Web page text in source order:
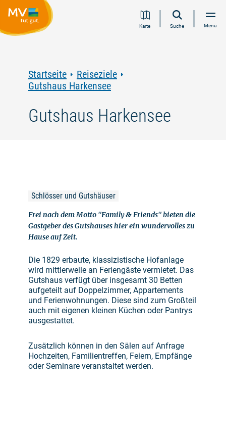
Inhalt
Navigation
Volltextsuche
FooterKarte Suche Menü
Startseite
Reiseziele
Gutshaus Harkensee
Gutshaus Harkensee
Schlösser und Gutshäuser
Frei nach dem Motto "Family & Friends" bieten die
Gastgeber des Gutshauses hier ein wundervolles zu
Hause auf Zeit.
Die 1829 erbaute, klassizistische Hofanlage
wird mittlerweile an Feriengäste vermietet. Das
Gutshaus verfügt über insgesamt 30 Betten
aufgeteilt auf Doppelzimmer, Appartements
und Ferienwohnungen. Diese sind zum Großteil
auch mit eigenen kleinen Küchen oder Pantrys
ausgestattet.
Zusätzlich können in den Sälen auf Anfrage
Hochzeiten, Familientreffen, Feiern, Empfänge
oder Seminare veranstaltet werden.